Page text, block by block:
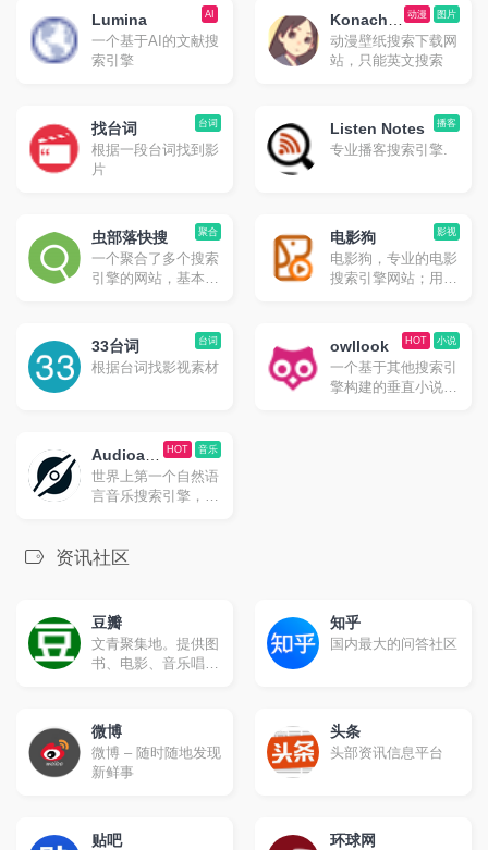
AI
Lumina
一个基于AI的文献搜
索引擎
图片
动漫
Konacha
n
动漫壁纸搜索下载网
站，只能英文搜索
台词
找台词
根据一段台词找到影
片
播客
Listen Notes
专业播客搜索引擎.
聚合
虫部落快搜
一个聚合了多个搜索
引擎的网站，基本想
唯一的缺点就是由于
聚合的太多了且采用
的是 iframe，所以对
影视
电影狗
电影狗，专业的电影
搜索引擎网站；用户
等关键词进行搜索，
直达电影资源站，让
电影搜索更高效、更
便捷、更精准！
台词
33台词
根据台词找影视素材
小说
HOT
owllook
一个基于其他搜索引
擎构建的垂直小说搜
音乐
HOT
Audioatla
s
世界上第一个自然语
言音乐搜索引擎，在
合你的音乐。
资讯社区
豆瓣
文青聚集地。提供图
书、电影、音乐唱片
的文化生活。
知乎
国内最大的问答社区
微博
微博 – 随时随地发现
新鲜事
头条
头部资讯信息平台
贴吧 环球网